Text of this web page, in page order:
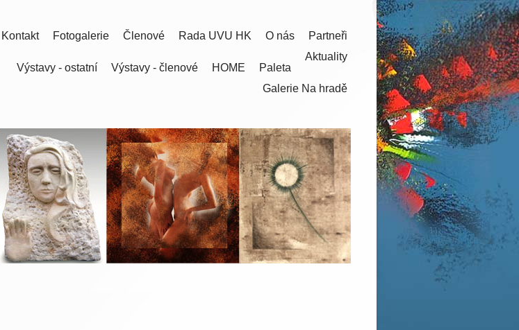
Partneři
O nás
Rada UVU HK
Členové
Fotogalerie
Kontakt
Aktuality
Paleta
HOME
Výstavy - členové
Výstavy - ostatní
Galerie Na hradě